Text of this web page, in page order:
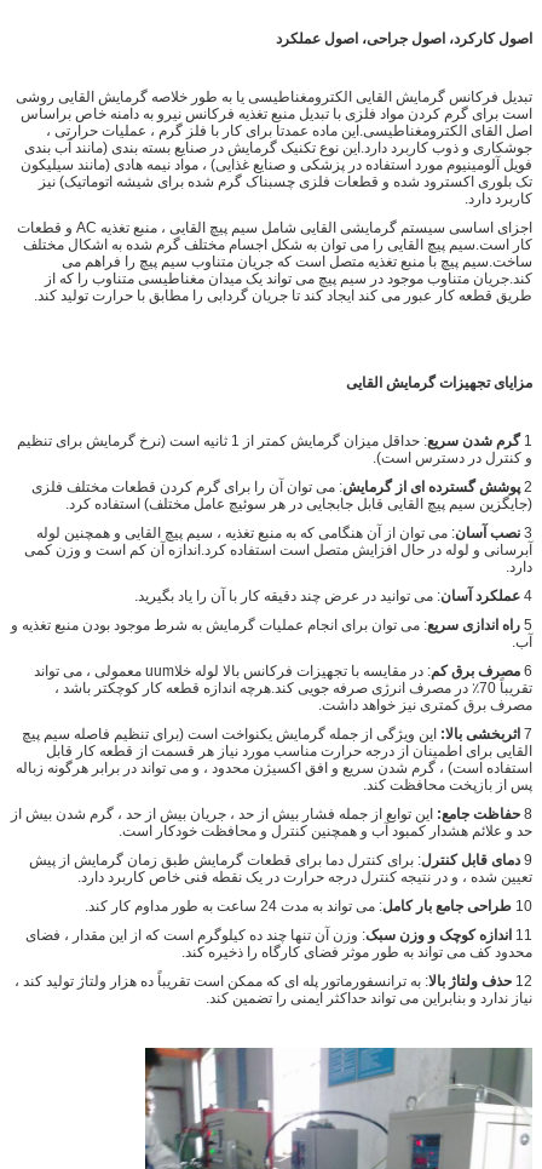
اصول کارکرد، اصول جراحی، اصول عملکرد
تبدیل فرکانس گرمایش القایی الکترومغناطیسی یا به طور خلاصه گرمایش القایی روشی
است برای گرم کردن مواد فلزی با تبدیل منبع تغذیه فرکانس نیرو به دامنه خاص براساس
اصل القای الکترومغناطیسی.این ماده عمدتا برای کار با فلز گرم ، عملیات حرارتی ،
جوشکاری و ذوب کاربرد دارد.این نوع تکنیک گرمایش در صنایع بسته بندی (مانند آب بندی
فویل آلومینیوم مورد استفاده در پزشکی و صنایع غذایی) ، مواد نیمه هادی (مانند سیلیکون
تک بلوری اکسترود شده و قطعات فلزی چسبناک گرم شده برای شیشه اتوماتیک) نیز
کاربرد دارد.
اجزای اساسی سیستم گرمایشی القایی شامل سیم پیچ القایی ، منبع تغذیه AC و قطعات
کار است.سیم پیچ القایی را می توان به شکل اجسام مختلف گرم شده به اشکال مختلف
ساخت.سیم پیچ با منبع تغذیه متصل است که جریان متناوب سیم پیچ را فراهم می
کند.جریان متناوب موجود در سیم پیچ می تواند یک میدان مغناطیسی متناوب را که از
طریق قطعه کار عبور می کند ایجاد کند تا جریان گردابی را مطابق با حرارت تولید کند.
مزایای تجهیزات گرمایش القایی
1 گرم شدن سریع
: حداقل میزان گرمایش کمتر از 1 ثانیه است (نرخ گرمایش برای تنظیم
و کنترل در دسترس است).
2 پوشش گسترده ای از گرمایش: می توان آن را برای گرم کردن قطعات مختلف فلزی
(جایگزین سیم پیچ القایی قابل جابجایی در هر سوئیچ عامل مختلف) استفاده کرد.
3 نصب آسان: می توان از آن هنگامی که به منبع تغذیه ، سیم پیچ القایی و همچنین لوله
آبرسانی و لوله در حال افزایش متصل است استفاده کرد.اندازه آن کم است و وزن کمی
دارد.
4 عملکرد آسان: می توانید در عرض چند دقیقه کار با آن را یاد بگیرید.
5 راه اندازی سریع: می توان برای انجام عملیات گرمایش به شرط موجود بودن منبع تغذیه و
آب.
6 مصرف برق کم
: در مقایسه با تجهیزات فرکانس بالا لوله خلاuum معمولی ، می تواند
تقریباً 70٪ در مصرف انرژی صرفه جویی کند.هرچه اندازه قطعه کار کوچکتر باشد ،
مصرف برق کمتری نیز خواهد داشت.
7 اثربخشی بالا: این ویژگی از جمله گرمایش یکنواخت است (برای تنظیم فاصله سیم پیچ
القایی برای اطمینان از درجه حرارت مناسب مورد نیاز هر قسمت از قطعه کار قابل
استفاده است) ، گرم شدن سریع و افق اکسیژن محدود ، و می تواند در برابر هرگونه زباله
پس از بازپخت محافظت کند.
8 حفاظت جامع: این توابع از جمله فشار بیش از حد ، جریان بیش از حد ، گرم شدن بیش از
حد و علائم هشدار کمبود آب و همچنین کنترل و محافظت خودکار است.
9 دمای قابل کنترل: برای کنترل دما برای قطعات گرمایش طبق زمان گرمایش از پیش
تعیین شده ، و در نتیجه کنترل درجه حرارت در یک نقطه فنی خاص کاربرد دارد.
10 طراحی جامع بار کامل: می تواند به مدت 24 ساعت به طور مداوم کار کند.
11 اندازه کوچک و وزن سبک: وزن آن تنها چند ده کیلوگرم است که از این مقدار ، فضای
محدود کف می تواند به طور موثر فضای کارگاه را ذخیره کند.
12 حذف ولتاژ بالا: به ترانسفورماتور پله ای که ممکن است تقریباً ده هزار ولتاژ تولید کند ،
نیاز ندارد و بنابراین می تواند حداکثر ایمنی را تضمین کند.